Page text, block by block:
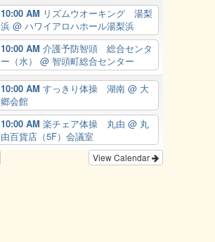
10:00 AM リズムウオーキング 湯梨
浜 @ ハワイアロハホール湯梨浜
10:00 AM 介護予防智頭 総合センタ
ー（水） @ 智頭町総合センター
10:00 AM すっきり体操 湖南 @ 大
郷会館
10:00 AM 楽チェア体操 丸由 @ 丸
由百貨店（5F）会議室
View Calendar